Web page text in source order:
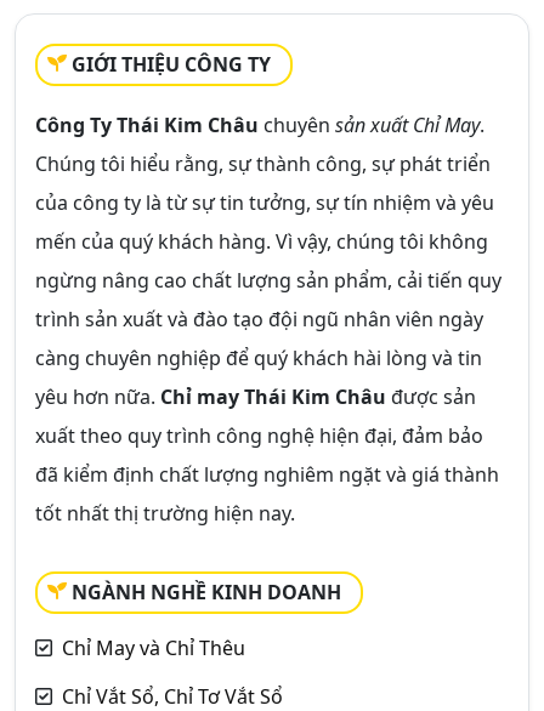
GIỚI THIỆU CÔNG TY
Công Ty Thái Kim Châu chuyên sản xuất Chỉ May.
Chúng tôi hiểu rằng, sự thành công, sự phát triển
của công ty là từ sự tin tưởng, sự tín nhiệm và yêu
mến của quý khách hàng. Vì vậy, chúng tôi không
ngừng nâng cao chất lượng sản phẩm, cải tiến quy
trình sản xuất và đào tạo đội ngũ nhân viên ngày
càng chuyên nghiệp để quý khách hài lòng và tin
yêu hơn nữa. Chỉ may Thái Kim Châu được sản
xuất theo quy trình công nghệ hiện đại, đảm bảo
đã kiểm định chất lượng nghiêm ngặt và giá thành
tốt nhất thị trường hiện nay.
NGÀNH NGHỀ KINH DOANH
Chỉ May và Chỉ Thêu
Chỉ Vắt Sổ, Chỉ Tơ Vắt Sổ